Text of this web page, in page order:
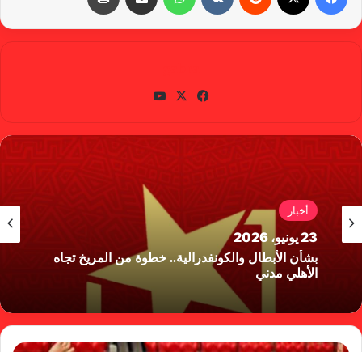
في
وك
X
أخبار
23 يونيو، 2026
بشأن الأبطال والكونفدرالية.. خطوة من المريخ تجاه
الأهلي مدني